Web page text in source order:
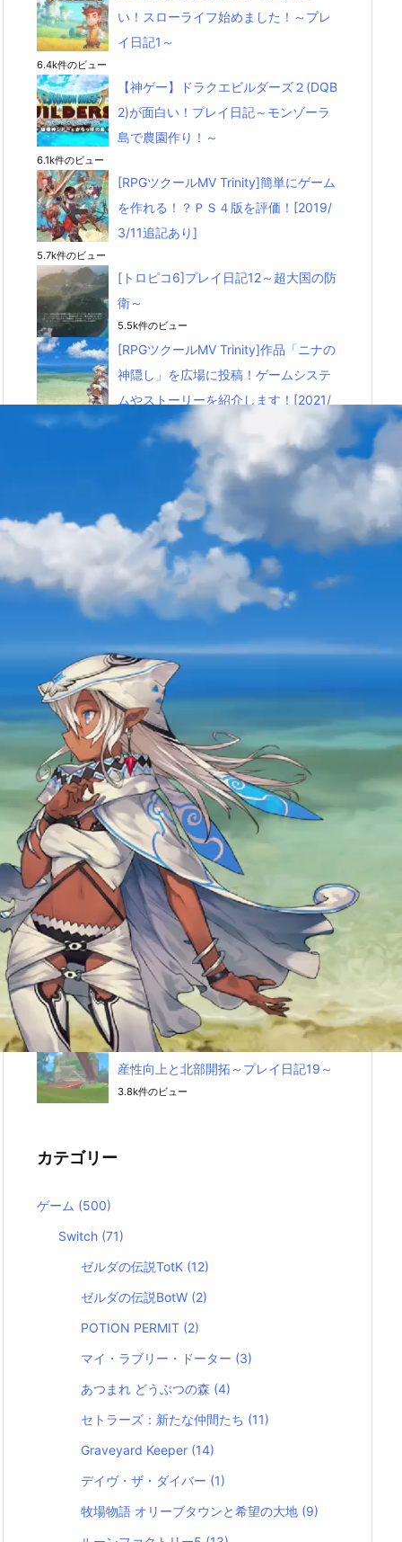
い！スローライフ始めました！～プレ
イ日記1～
6.4k件のビュー
【神ゲー】ドラクエビルダーズ２(DQB
2)が面白い！プレイ日記～モンゾーラ
島で農園作り！～
6.1k件のビュー
[RPGツクールMV Trinity]簡単にゲーム
を作れる！？ＰＳ４版を評価！[2019/
3/11追記あり]
5.7k件のビュー
[トロピコ6]プレイ日記12～超大国の防
衛～
5.5k件のビュー
[RPGツクールMV Trinity]作品「ニナの
神隠し」を広場に投稿！ゲームシステ
ムやストーリーを紹介します！[2021/
1/1更新]
[PS4]PixARK(ピックスアーク)を評
価！本家ARKとの違いは？
5.1k件のビュー
【画像なし】ゴキブリの天敵！アシダ
カグモの観察日記～購入から放し飼い
まで～
5.1k件のビュー
[ポート ロイヤル4]航海日誌1～スペイ
ン編を商人で攻略！～
5k件のビュー
【ＰＳ４】「フォールアウトシェルタ
ー」が面白い！Ｖａｕｌｔ運営のコツ
をまとめました！
5k件のビュー
【ＰＳ４】コナン アウトキャストが面
白い！～あるミトラ教信者の手記～
4.9k件のビュー
【ＰＳ４】[コナン アウトキャスト]建
築日記２～まるでエルフの村！？ツリ
ーハウスを作りました！～
4.3k件のビュー
【PS4】スターデューバレーを評価！
レトロな牧場物語に癒される！
4.1k件のビュー
[きみのまち ポルティア]工場による生
産性向上と北部開拓～プレイ日記19～
3.8k件のビュー
カテゴリー
ゲーム (500)
Switch (71)
ゼルダの伝説TotK (12)
ゼルダの伝説BotW (2)
POTION PERMIT (2)
マイ・ラブリー・ドーター (3)
あつまれ どうぶつの森 (4)
セトラーズ：新たな仲間たち (11)
Graveyard Keeper (14)
デイヴ・ザ・ダイバー (1)
牧場物語 オリーブタウンと希望の大地 (9)